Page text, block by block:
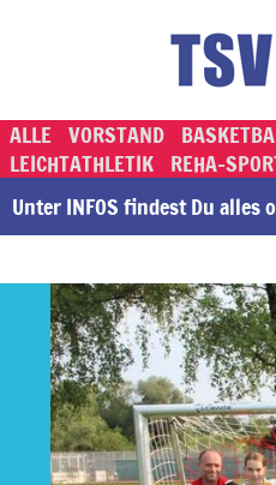
ALLE VORSTAND
LEICHTATHLETIK REHA-
Unter INFOS findest Du